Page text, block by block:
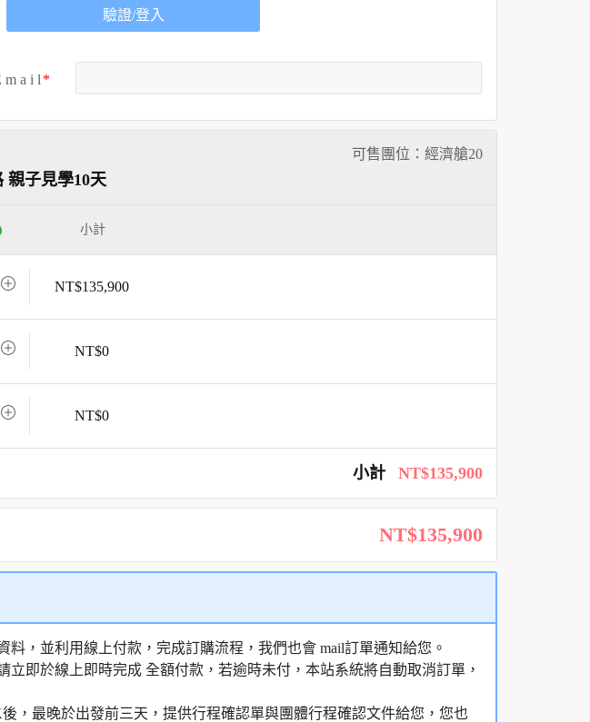
驗證/登入
m a i l
可售團位：經濟艙20
親子見學10天
小計
NT$135,900
NT$0
NT$0
小計 NT$135,900
NT$135,900
，並利用線上付款，完成訂購流程，我們也會 mail訂單通知給您。
即於線上即時完成 全額付款，若逾時未付，本站系統將自動取消訂單，
，最晚於出發前三天，提供行程確認單與團體行程確認文件給您，您也